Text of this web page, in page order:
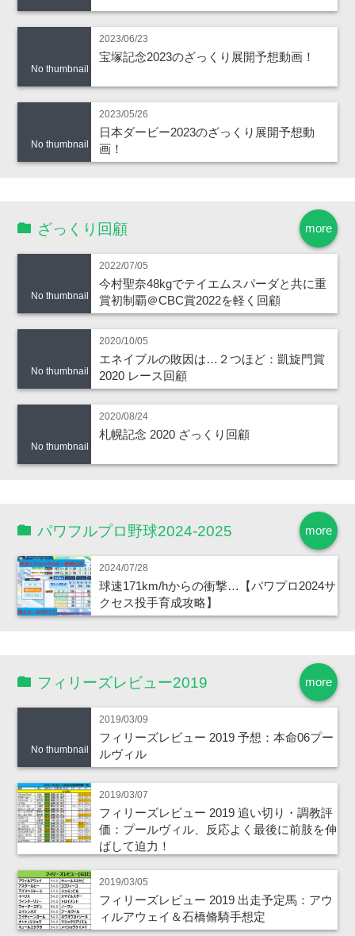
No thumbnail
2023/06/23
宝塚記念2023のざっくり展開予想動画！
No thumbnail
2023/05/26
日本ダービー2023のざっくり展開予想動
画！
more
ざっくり回顧
No thumbnail
2022/07/05
今村聖奈48kgでテイエムスパーダと共に重
賞初制覇＠CBC賞2022を軽く回顧
No thumbnail
2020/10/05
エネイブルの敗因は…２つほど：凱旋門賞
2020 レース回顧
No thumbnail
2020/08/24
札幌記念 2020 ざっくり回顧
more
パワフルプロ野球2024-2025
2024/07/28
球速171km/hからの衝撃…【パワプロ2024サ
クセス投手育成攻略】
more
フィリーズレビュー2019
No thumbnail
2019/03/09
フィリーズレビュー 2019 予想：本命06プー
ルヴィル
2019/03/07
フィリーズレビュー 2019 追い切り・調教評
価：プールヴィル、反応よく最後に前肢を伸
ばして迫力！
2019/03/05
フィリーズレビュー 2019 出走予定馬：アウ
ィルアウェイ＆石橋脩騎手想定